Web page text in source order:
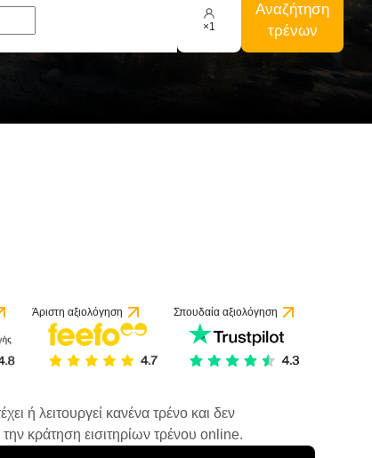
×1
Αναζήτηση
τρένων
Άριστη αξιολόγηση Σπουδαία αξιολόγηση
ή λειτουργεί κανένα τρένο και δεν
κράτηση εισιτηρίων τρένου online.